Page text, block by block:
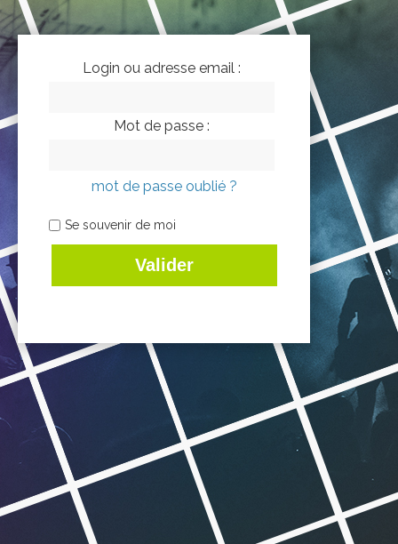
Login ou adresse email :
Mot de passe :
mot de passe oublié ?
Se souvenir de moi